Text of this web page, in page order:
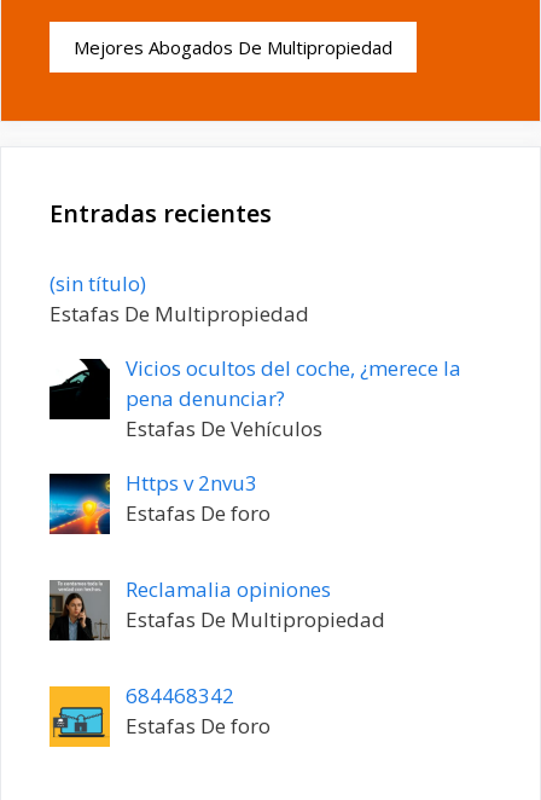
Mejores Abogados De Multipropiedad
Entradas recientes
(sin título)Entrada
20198
Estafas De Multipropiedad
Vicios ocultos del coche, ¿merece la
pena denunciar?
Estafas De Vehículos
Https v 2nvu3
Estafas De foro
Reclamalia opiniones
Estafas De Multipropiedad
684468342
Estafas De foro